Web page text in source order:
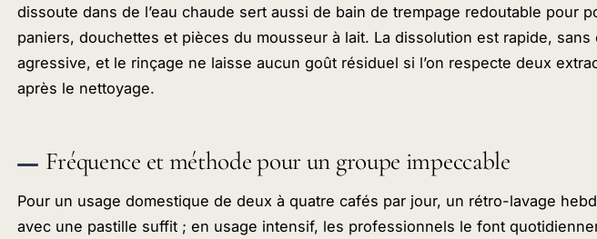
dissoute dans de l’eau chaude sert aussi de bain de trempage redoutable pour
paniers, douchettes et pièces du mousseur à lait. La dissolution est rapide, sans
agressive, et le rinçage ne laisse aucun goût résiduel si l’on respecte deux
après le nettoyage.
Fréquence et méthode pour un groupe impeccable
Pour un usage domestique de deux à quatre cafés par jour, un rétro-lavage
avec une pastille suffit ; en usage intensif, les professionnels le font